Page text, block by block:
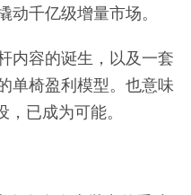
千亿级增量市场。
内容的诞生，以及一套
单椅盈利模型。也意味
，已成为可能。